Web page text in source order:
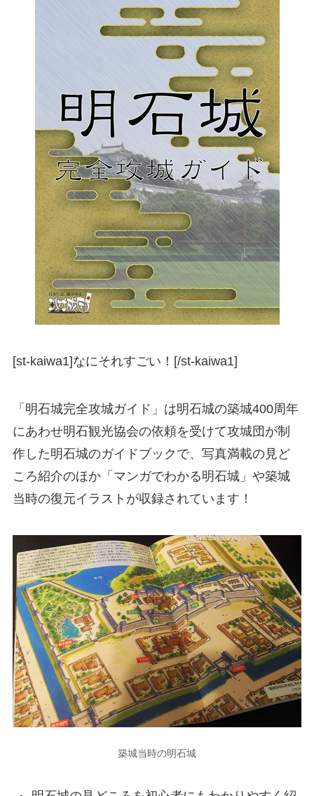
[st-kaiwa1]なにそれすごい！[/st-kaiwa1]
「明石城完全攻城ガイド」は明石城の築城400周年
にあわせ明石観光協会の依頼を受けて攻城団が制
作した明石城のガイドブックで、写真満載の見ど
ころ紹介のほか「マンガでわかる明石城」や築城
当時の復元イラストが収録されています！
築城当時の明石城